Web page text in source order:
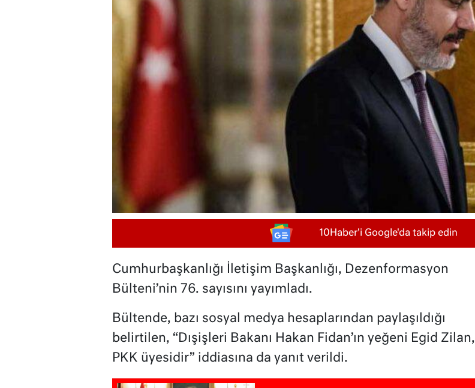
10Haber'i Google'da takip edin
Cumhurbaşkanlığı İletişim Başkanlığı, Dezenformasyon
Bülteni’nin 76. sayısını yayımladı.
Bültende, bazı sosyal medya hesaplarından paylaşıldığı
belirtilen, “Dışişleri Bakanı Hakan Fidan’ın yeğeni Egid Zilan,
PKK üyesidir” iddiasına da yanıt verildi.